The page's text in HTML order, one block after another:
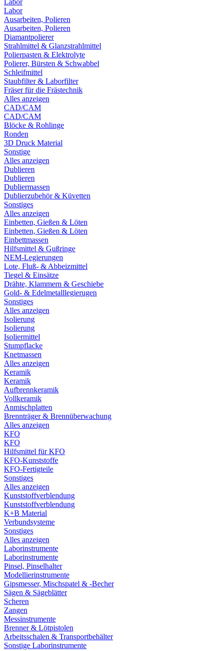
Labor
Labor
Ausarbeiten, Polieren
Ausarbeiten, Polieren
Diamantpolierer
Strahlmittel & Glanzstrahlmittel
Polierpasten & Elektrolyte
Polierer, Bürsten & Schwabbel
Schleifmittel
Staubfilter & Laborfilter
Fräser für die Frästechnik
Alles anzeigen
CAD/CAM
CAD/CAM
Blöcke & Rohlinge
Ronden
3D Druck Material
Sonstige
Alles anzeigen
Dublieren
Dublieren
Dubliermassen
Dublierzubehör & Küvetten
Sonstiges
Alles anzeigen
Einbetten, Gießen & Löten
Einbetten, Gießen & Löten
Einbettmassen
Hilfsmittel & Gußringe
NEM-Legierungen
Lote, Fluß- & Abbeizmittel
Tiegel & Einsätze
Drähte, Klammern & Geschiebe
Gold- & Edelmetalllegierugen
Sonstiges
Alles anzeigen
Isolierung
Isolierung
Isoliermittel
Stumpflacke
Knetmassen
Alles anzeigen
Keramik
Keramik
Aufbrennkeramik
Vollkeramik
Anmischplatten
Brennträger & Brennüberwachung
Alles anzeigen
KFO
KFO
Hilfsmittel für KFO
KFO-Kunststoffe
KFO-Fertigteile
Sonstiges
Alles anzeigen
Kunststoffverblendung
Kunststoffverblendung
K+B Material
Verbundsysteme
Sonstiges
Alles anzeigen
Laborinstrumente
Laborinstrumente
Pinsel, Pinselhalter
Modellierinstrumente
Gipsmesser, Mischspatel & -Becher
Sägen & Sägeblätter
Scheren
Zangen
Messinstrumente
Brenner & Lötpistolen
Arbeitsschalen & Transportbehälter
Sonstige Laborinstrumente